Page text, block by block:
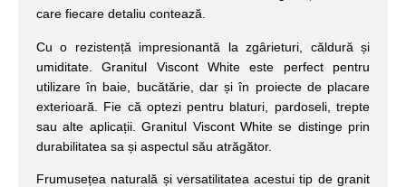
care fiecare detaliu contează.
Cu o rezistență impresionantă la zgârieturi, căldură și
umiditate. Granitul Viscont White este perfect pentru
utilizare în baie, bucătărie, dar și în proiecte de placare
exterioară. Fie că optezi pentru blaturi, pardoseli, trepte
sau alte aplicații. Granitul Viscont White se distinge prin
durabilitatea sa și aspectul său atrăgător.
Frumusețea naturală și versatilitatea acestui tip de granit